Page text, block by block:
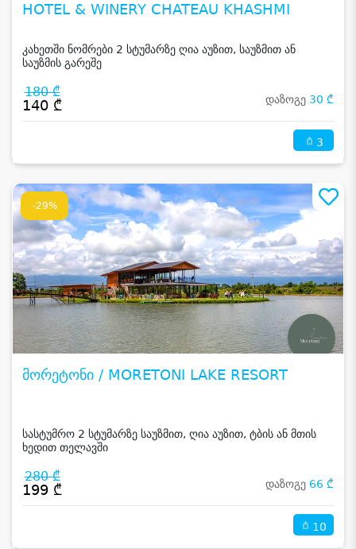
HOTEL & WINERY CHATEAU KHASHMI
კახეთში ნომრები 2 სტუმარზე ღია აუზით, საუზმით ან
საუზმის გარეშე
180 ₾
140 ₾ დაზოგე 30 ₾
3
-29%
მორეტონი / MORETONI LAKE RESORT
სასტუმრო 2 სტუმარზე საუზმით, ღია აუზით, ტბის ან მთის
ხედით თელავში
280 ₾
199 ₾ დაზოგე 66 ₾
10